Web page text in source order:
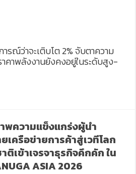
รณ์ว่าจะเติบโต 2% จับตาความ
คาพลังงานยังคงอยู่ในระดับสูง-
พความแข็งแกร่งผู้นำ
เครือข่ายการค้าสู่เวทีโลก
เข้าเจรจาธุรกิจคึกคัก ใน
ASIA 2026